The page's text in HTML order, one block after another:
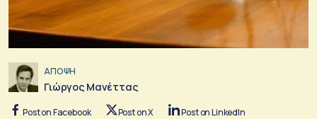
ΑΠΟΨΗ
Γιώργος Μανέττας
Post on Facebook Post on X Post on LinkedIn